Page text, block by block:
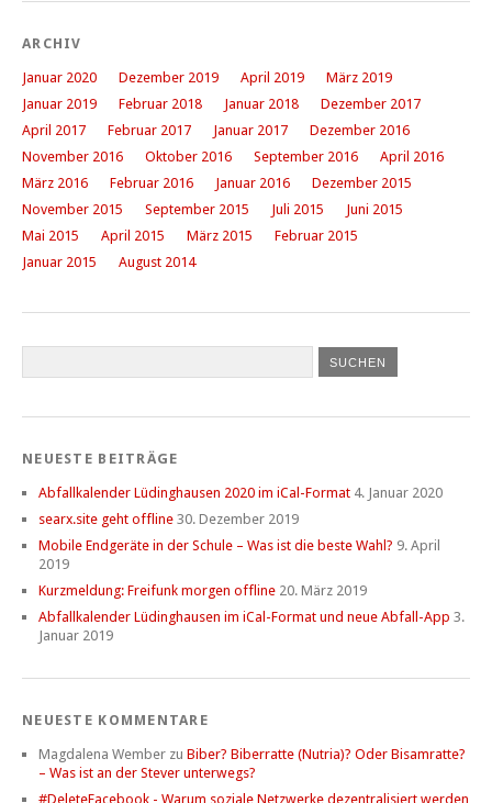
ARCHIV
Januar 2020 Dezember 2019 April 2019
März 2019
Januar 2019
Februar 2018 Januar 2018
Dezember 2017
April 2017
Februar 2017 Januar 2017
Dezember 2016
November 2016
Oktober 2016 September 2016
April 2016
März 2016
Februar 2016 Januar 2016
Dezember 2015
November 2015
September 2015 Juli 2015
Juni 2015
Mai 2015
April 2015 März 2015
Februar 2015
Januar 2015
August 2014
NEUESTE BEITRÄGE
Abfallkalender Lüdinghausen 2020 im iCal-Format 4. Januar 2020
searx.site geht offline 30. Dezember 2019
Mobile Endgeräte in der Schule – Was ist die beste Wahl? 9. April
2019
Kurzmeldung: Freifunk morgen offline 20. März 2019
Abfallkalender Lüdinghausen im iCal-Format und neue Abfall-App 3.
Januar 2019
NEUESTE KOMMENTARE
Magdalena Wember zu Biber? Biberratte (Nutria)? Oder Bisamratte?
– Was ist an der Stever unterwegs?
#DeleteFacebook - Warum soziale Netzwerke dezentralisiert werden